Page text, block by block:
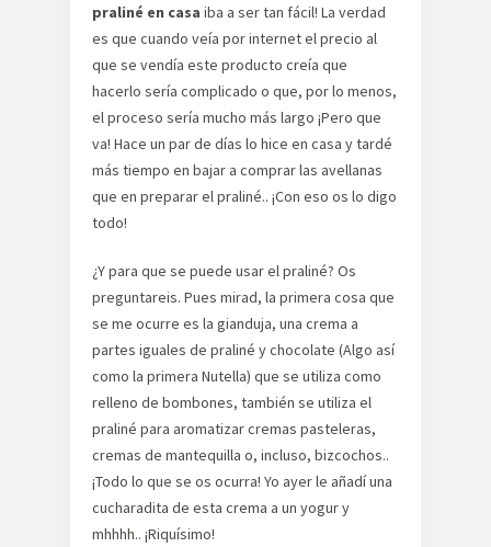
praliné en casa iba a ser tan fácil! La verdad
es que cuando veía por internet el precio al
que se vendía este producto creía que
hacerlo sería complicado o que, por lo menos,
el proceso sería mucho más largo ¡Pero que
va! Hace un par de días lo hice en casa y tardé
más tiempo en bajar a comprar las avellanas
que en preparar el praliné.. ¡Con eso os lo digo
todo!
¿Y para que se puede usar el praliné? Os
preguntareis. Pues mirad, la primera cosa que
se me ocurre es la gianduja, una crema a
partes iguales de praliné y chocolate (Algo así
como la primera Nutella) que se utiliza como
relleno de bombones, también se utiliza el
praliné para aromatizar cremas pasteleras,
cremas de mantequilla o, incluso, bizcochos..
¡Todo lo que se os ocurra! Yo ayer le añadí una
cucharadita de esta crema a un yogur y
mhhhh.. ¡Riquísimo!